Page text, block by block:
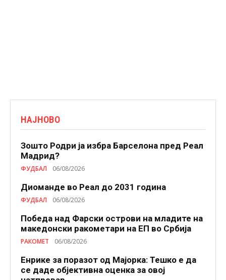
НАЈНОВО
Зошто Родри ја избра Барселона пред Реал
Мадрид?
ФУДБАЛ 06/08/2026
Диоманде во Реал до 2031 година
ФУДБАЛ 06/08/2026
Победа над Фарски острови на младите на
македонски ракометари на ЕП во Србија
РАКОМЕТ 06/08/2026
Енрике за поразот од Мајорка: Тешко е да
се даде објективна оценка за овој